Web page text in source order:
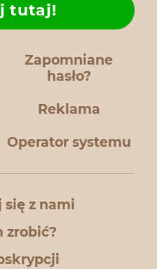
Zapomniane
hasło?
tutaj!
Reklama
Operator systemu
z nami
zrobić?